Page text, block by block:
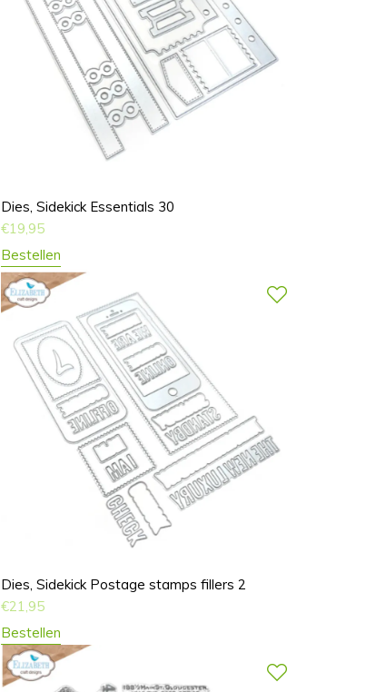
Dies, Sidekick Essentials 30
€19,95
Bestellen
Dies, Sidekick Postage stamps fillers 2
€21,95
Bestellen